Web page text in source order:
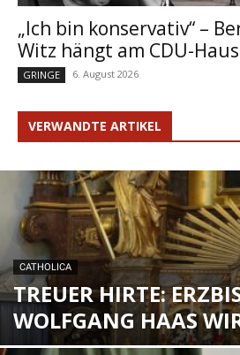
„Ich bin konservativ“ –
Witz hängt am CDU-Haus
GRINGE 6. August 2026
VERWANDTE ARTIKEL
CATHOLICA
TREUER HIRTE:
WOLFGANG HAAS